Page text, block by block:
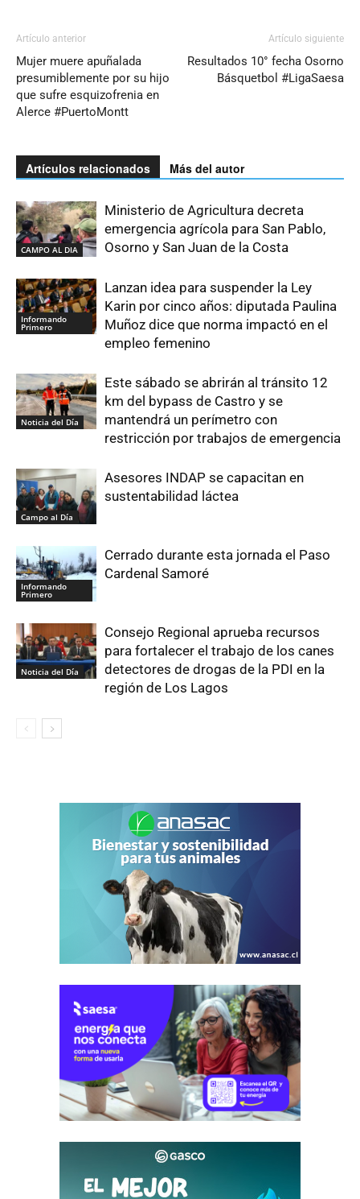
Artículo anterior
Mujer muere apuñalada
presumiblemente por su hijo
que sufre esquizofrenia en
Alerce #PuertoMontt
Artículo siguiente
Resultados 10° fecha Osorno
Básquetbol #LigaSaesa
Artículos relacionados Más del autor
CAMPO AL DIA
Ministerio de Agricultura decreta
emergencia agrícola para San Pablo,
Osorno y San Juan de la Costa
Informando
Primero
Lanzan idea para suspender la Ley
Karin por cinco años: diputada Paulina
Muñoz dice que norma impactó en el
empleo femenino
Noticia del Día
Este sábado se abrirán al tránsito 12
km del bypass de Castro y se
mantendrá un perímetro con
restricción por trabajos de emergencia
Campo al Día
Asesores INDAP se capacitan en
sustentabilidad láctea
Informando
Primero
Cerrado durante esta jornada el Paso
Cardenal Samoré
Noticia del Día
Consejo Regional aprueba recursos
para fortalecer el trabajo de los canes
detectores de drogas de la PDI en la
región de Los Lagos